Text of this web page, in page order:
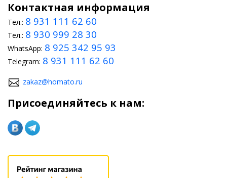
Контактная информация
Тел.: 8 931 111 62 60
Тел.: 8 930 999 28 30
WhatsApp: 8 925 342 95 93
Telegram: 8 931 111 62 60
zakaz@homato.ru
Присоединяйтесь к нам: